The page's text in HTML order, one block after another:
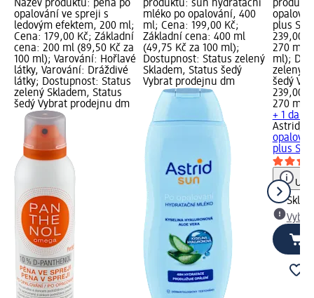
Název produktu: pěna po
opalování ve spreji s
ledovým efektem, 200 ml;
Cena: 179,00 Kč; Základní
cena: 200 ml (89,50 Kč za
100 ml); Varování: Hořlavé
látky, Varování: Dráždivé
látky; Dostupnost: Status
zelený Skladem, Status
šedý Vybrat prodejnu dm
produktu: sun hydratační
mléko po opalování, 400
ml; Cena: 199,00 Kč;
Základní cena: 400 ml
(49,75 Kč za 100 ml);
Dostupnost: Status zelený
Skladem, Status šedý
Vybrat prodejnu dm
plus
239,00
270 ml
ml);
zelený
šedý
239,00
270 ml
+ 1 další
Astrid
plus